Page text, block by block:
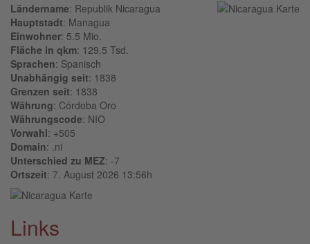
Ländername: Republik Nicaragua
Hauptstadt: Managua
Einwohner: 5.5 Mio.
Fläche in qkm: 129.5 Tsd.
Sprachen: Spanisch
Unabhängig seit: 1838
Grenzen seit: 1838
Währung: Córdoba Oro
Währungscode: NIO
Vorwahl: +505
Domain: .ni
Unterschied zu MEZ: -7
Ortszeit: 7. August 2026 13:56h
Links